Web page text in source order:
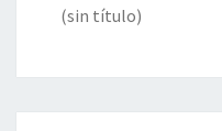
(sin título)